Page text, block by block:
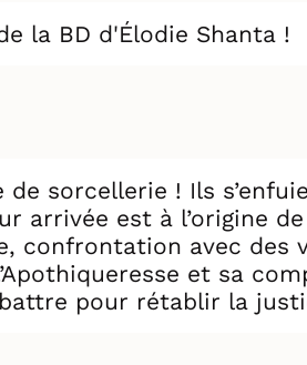
la BD d'Élodie Shanta !
sorcellerie ! Ils
arrivée est à l’origine de
confrontation avec des
et sa
pour rétablir la